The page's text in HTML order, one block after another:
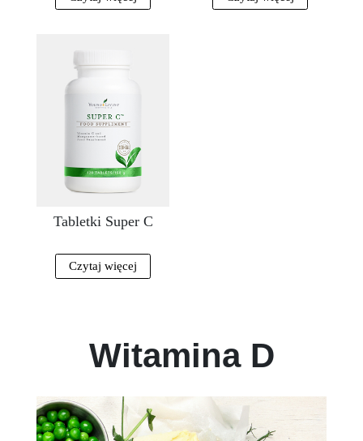
Tabletki Super C
Czytaj więcej
Witamina D